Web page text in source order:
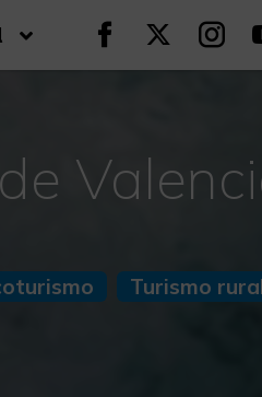
Seguir en
Seguir
Turismo